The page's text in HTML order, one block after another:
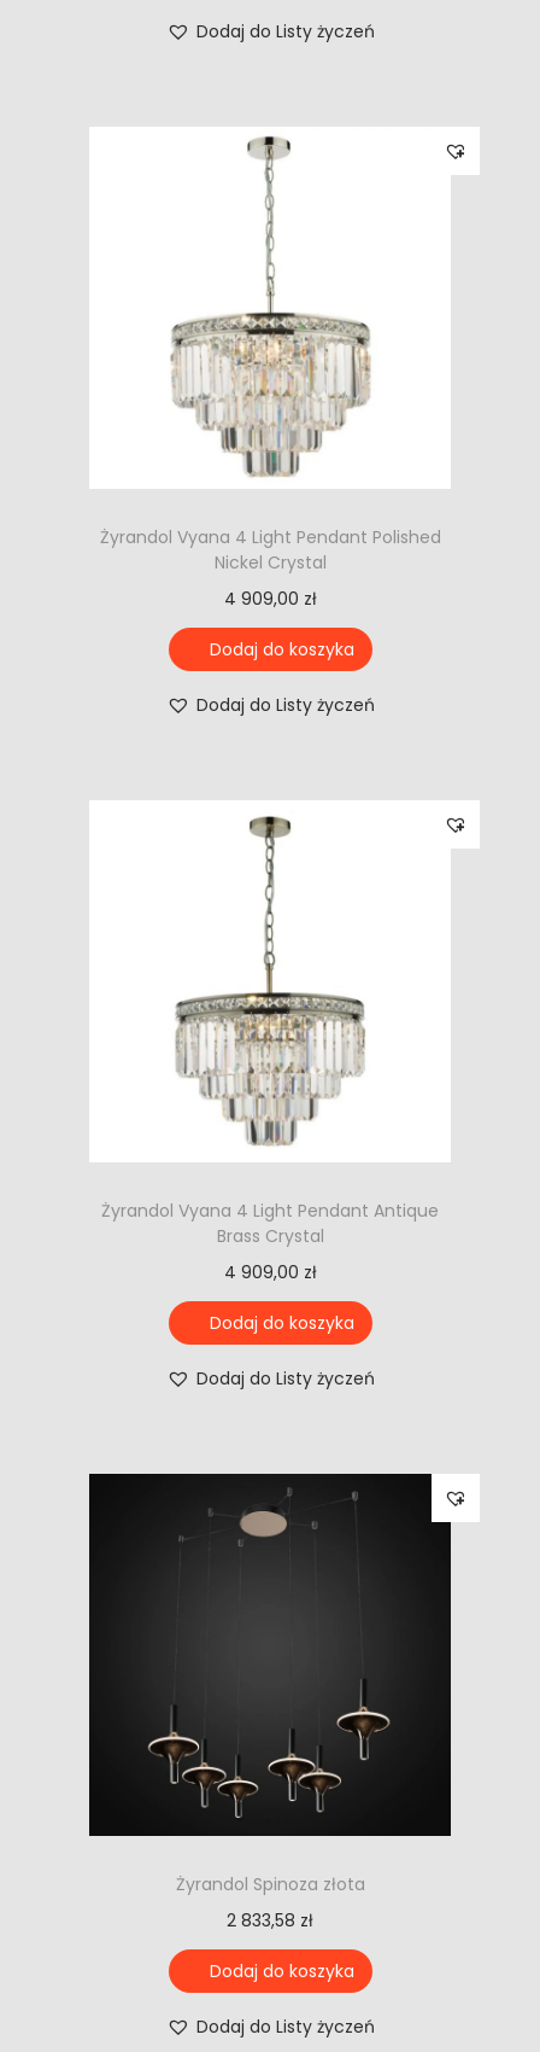
Dodaj do Listy życzeń
Żyrandol Vyana 4 Light Pendant Polished
Nickel Crystal
4 909,00 zł
Dodaj do koszyka
Dodaj do Listy życzeń
Żyrandol Vyana 4 Light Pendant Antique
Brass Crystal
4 909,00 zł
Dodaj do koszyka
Dodaj do Listy życzeń
Żyrandol Spinoza złota
2 833,58 zł
Dodaj do koszyka
Dodaj do Listy życzeń